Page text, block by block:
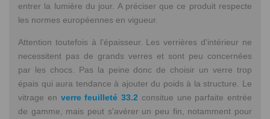
entrer la lumière du jour. A préciser que ce produit respecte
les normes européennes en vigueur.
Attention toutefois à l'épaisseur. Les verrières d'intérieur ne
necessitent pas de grands verres et sont peu concernées
par les chocs. Pas la peine donc de choisir un verre trop
épais qui aura tendance à ajouter du poids à la structure. Le
vitrage en verre feuilleté 33.2 consitue une parfaite entrée
de gamme, mais peut s'avérer un peu fin, notamment pour